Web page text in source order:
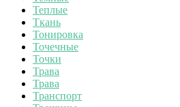
Теплые
Ткань
Тонировка
Точечные
Точки
Трава
Трава
Транспорт